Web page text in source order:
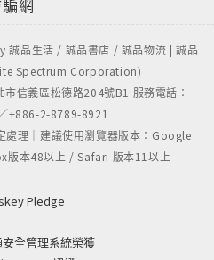
網
品生活 / 誠品書店 / 誠品物流 | 誠品
Spectrum Corporation)
信義區松德路204號B1 服務電話：
+886-2-8789-8921
處理｜建議使用瀏覽器版本：Google
版本48以上 / Safari 版本11以上
Pledge
全管理系統榮獲